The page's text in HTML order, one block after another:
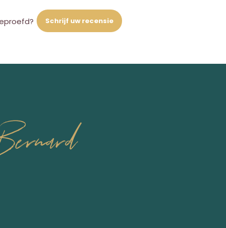
Schrijf uw recensie